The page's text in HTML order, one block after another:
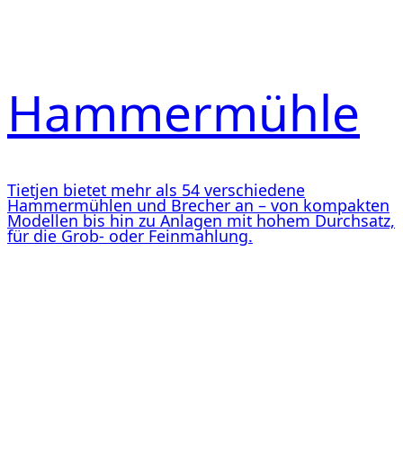
Hammermühle
Tietjen bietet mehr als 54 verschiedene
Hammermühlen und Brecher an – von kompakten
Modellen bis hin zu Anlagen mit hohem Durchsatz,
für die Grob- oder Feinmahlung.